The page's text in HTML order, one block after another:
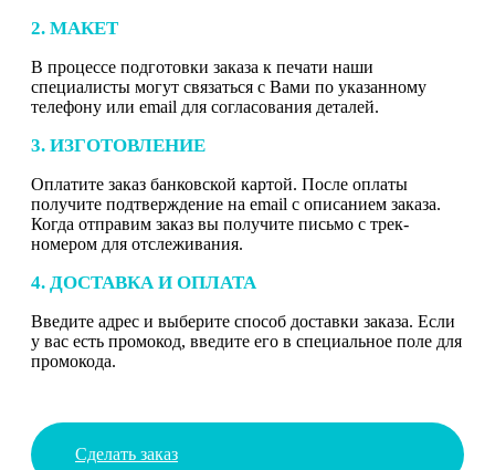
2. МАКЕТ
В процессе подготовки заказа к печати наши
специалисты могут связаться с Вами по указанному
телефону или email для согласования деталей.
3. ИЗГОТОВЛЕНИЕ
Оплатите заказ банковской картой. После оплаты
получите подтверждение на email с описанием заказа.
Когда отправим заказ вы получите письмо с трек-
номером для отслеживания.
4. ДОСТАВКА И ОПЛАТА
Введите адрес и выберите способ доставки заказа. Если
у вас есть промокод, введите его в специальное поле для
промокода.
Сделать заказ